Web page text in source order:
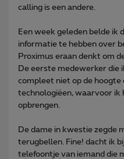
calling is een andere.
Een week geleden belde ik
informatie te hebben over
Proximus eraan denkt om
De eerste medewerker die
compleet niet op de hoogte
technologiëen, waarvoor ik
opbrengen.
De dame in kwestie zegde
terugbellen. Fine! dacht ik
telefoontje van iemand die